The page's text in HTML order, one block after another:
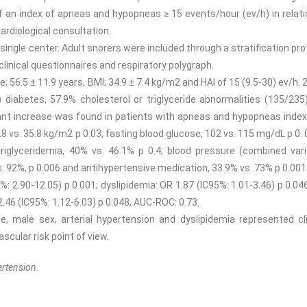
index of apneas and hypopneas ≥ 15 events/hour (ev/h) in
consultation.
center. Adult snorers were included through a stratification
questionnaires and respiratory polygraph.
± 11.9 years, BMI; 34.9 ± 7.4 kg/m2 and HAI of 15 (9.5-30) ev/h.
57.9% cholesterol or triglyceride abnormalities (135/
increase was found in patients with apneas and hypopneas
vs. 35.8 kg/m2 p 0.03; fasting blood glucose, 102 vs. 115 mg/dL p 0.
40% vs. 46.1% p 0.4; blood pressure (combined
p 0.006 and antihypertensive medication, 33.9% vs. 73% p
2.90-12.05) p 0.001; dyslipidemia: OR 1.87 (IC95%: 1.01-3.46) p
(IC95%: 1.12-6.03) p 0.048, AUC-ROC: 0.73.
male sex, arterial hypertension and dyslipidemia represented
risk point of view.